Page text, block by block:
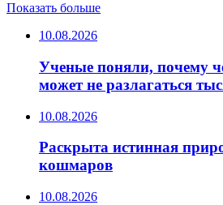
Показать больше
10.08.2026
Ученые поняли, почему
может не разлагаться
10.08.2026
Раскрыта истинная
кошмаров
10.08.2026